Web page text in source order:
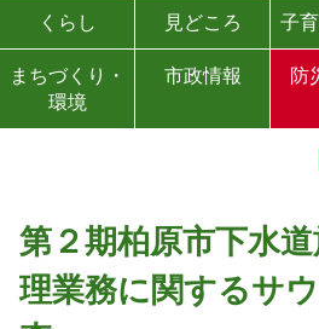
くらし 見どころ 子
まちづくり・
環境
市政情報 防
第２期柏原市下水
理業務に関するサ